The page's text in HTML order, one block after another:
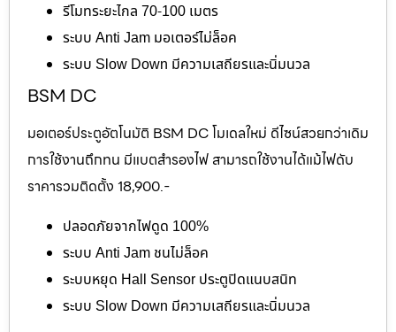
รีโมทระยะไกล 70-100 เมตร
ระบบ Anti Jam มอเตอร์ไม่ล็อค
ระบบ Slow Down มีความเสถียรและนิ่มนวล
BSM DC
มอเตอร์ประตูอัตโนมัติ BSM DC โมเดลใหม่ ดีไซน์สวยกว่าเดิม
การใช้งานถึกทน มีแบตสำรองไฟ สามารถใช้งานได้แม้ไฟดับ
ราคารวมติดตั้ง 18,900.-
ปลอดภัยจากไฟดูด 100%
ระบบ Anti Jam ชนไม่ล็อค
ระบบหยุด Hall Sensor ประตูปิดแนบสนิท
ระบบ Slow Down มีความเสถียรและนิ่มนวล